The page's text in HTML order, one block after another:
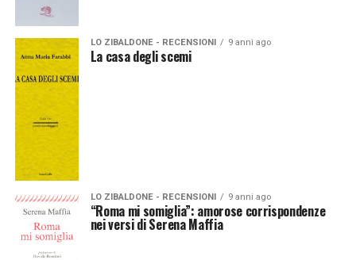
LO ZIBALDONE - RECENSIONI 9 anni ago
La casa degli scemi
LO ZIBALDONE - RECENSIONI 9 anni ago
“Roma mi somiglia”: amorose corrispondenze
nei versi di Serena Maffia